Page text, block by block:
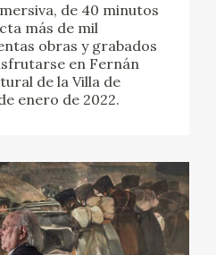
de 40 minutos
más de mil
obras y grabados
en Fernán
de la Villa de
enero de 2022.